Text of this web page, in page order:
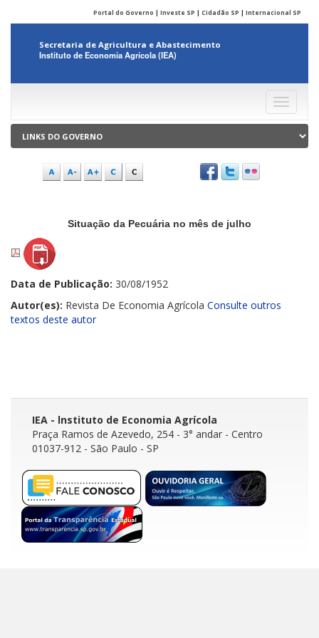
Portal do Governo | Investe SP | Cidadão SP | Internacional SP
Secretaria de Agricultura e Abastecimento
Instituto de Economia Agrícola (IEA)
Menu
Situação da Pecuária no mês de julho
Data de Publicação: 30/08/1952
Autor(es): Revista De Economia Agrícola Consulte outros
textos deste autor
IEA - lnstituto de Economia Agrícola
Praça Ramos de Azevedo, 254 - 3° andar - Centro
01037-912 - São Paulo - SP